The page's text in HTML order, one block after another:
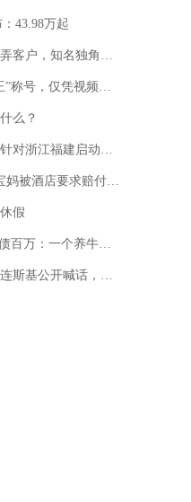
43.98万起
取措施，“本人长期与美国交管局保持沟通，对方表示肯定”
频评出？中国烹饪协会回应
么？
动防汛防台风四级应急响应
酒店回复：骨瓷定制！网友一查价格，吵翻了
假
，谁该为农户的贷款买单丨红星调查
乌克兰失去导弹拦截能力？